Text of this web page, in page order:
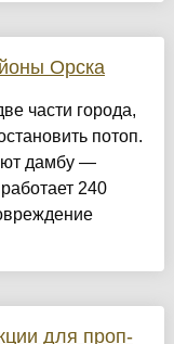
Орска
части города,
потоп.
дамбу —
240
для проп-